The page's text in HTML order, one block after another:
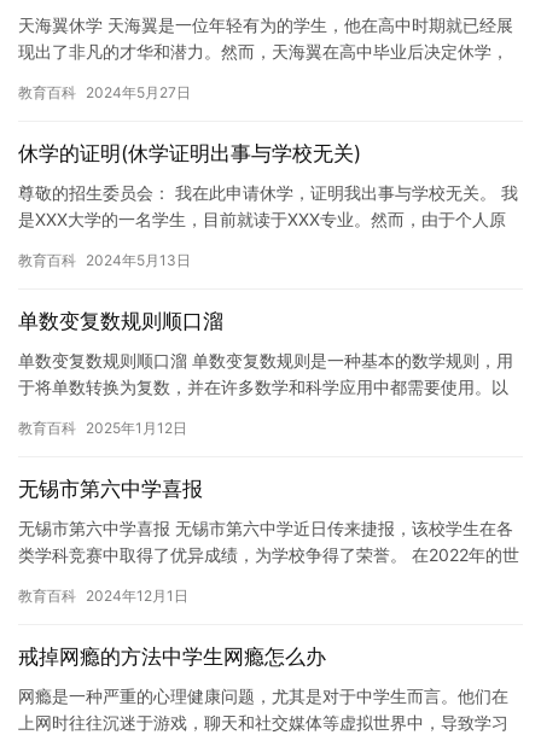
天海翼休学 天海翼是一位年轻有为的学生，他在高中时期就已经展
现出了非凡的才华和潜力。然而，天海翼在高中毕业后决定休学，
经…
教育百科 2024年5月27日
休学的证明(休学证明出事与学校无关)
尊敬的招生委员会： 我在此申请休学，证明我出事与学校无关。 我
是XXX大学的一名学生，目前就读于XXX专业。然而，由于个人原
教育百科 2024年5月13日
单数变复数规则顺口溜
单数变复数规则顺口溜 单数变复数规则是一种基本的数学规则，用
于将单数转换为复数，并在许多数学和科学应用中都需要使用。以
数…
教育百科 2025年1月12日
无锡市第六中学喜报
无锡市第六中学喜报 无锡市第六中学近日传来捷报，该校学生在各
类学科竞赛中取得了优异成绩，为学校争得了荣誉。 在2022年的世
教育百科 2024年12月1日
戒掉网瘾的方法中学生网瘾怎么办
网瘾是一种严重的心理健康问题，尤其是对于中学生而言。他们在
上网时往往沉迷于游戏，聊天和社交媒体等虚拟世界中，导致学习